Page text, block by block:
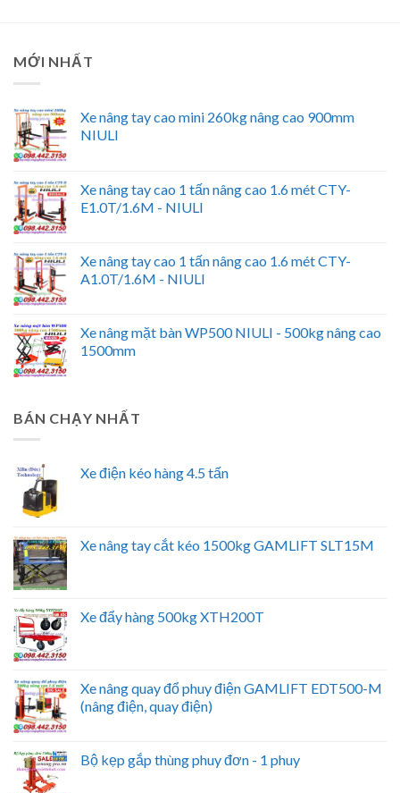
MỚI NHẤT
Xe nâng tay cao mini 260kg nâng cao 900mm
NIULI
Xe nâng tay cao 1 tấn nâng cao 1.6 mét CTY-
E1.0T/1.6M - NIULI
Xe nâng tay cao 1 tấn nâng cao 1.6 mét CTY-
A1.0T/1.6M - NIULI
Xe nâng mặt bàn WP500 NIULI - 500kg nâng cao
1500mm
BÁN CHẠY NHẤT
Xe điện kéo hàng 4.5 tấn
Xe nâng tay cắt kéo 1500kg GAMLIFT SLT15M
Xe đẩy hàng 500kg XTH200T
Xe nâng quay đổ phuy điện GAMLIFT EDT500-M
(nâng điện, quay điện)
Bộ kẹp gắp thùng phuy đơn - 1 phuy